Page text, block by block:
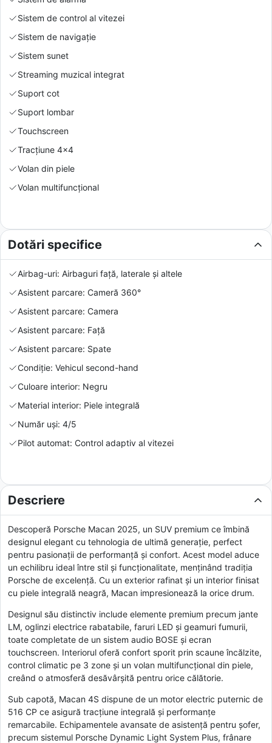
Sistem de control al vitezei
Sistem de navigație
Sistem sunet
Streaming muzical integrat
Suport cot
Suport lombar
Touchscreen
Tracțiune 4x4
Volan din piele
Volan multifuncțional
Dotări specifice
Airbag-uri: Airbaguri față, laterale și altele
Asistent parcare: Cameră 360°
Asistent parcare: Camera
Asistent parcare: Față
Asistent parcare: Spate
Condiție: Vehicul second-hand
Culoare interior: Negru
Material interior: Piele integrală
Număr uși: 4/5
Pilot automat: Control adaptiv al vitezei
Descriere
Descoperă Porsche Macan 2025, un SUV premium ce îmbină
designul elegant cu tehnologia de ultimă generație, perfect
pentru pasionații de performanță și confort. Acest model aduce
un echilibru ideal între stil și funcționalitate, menținând tradiția
Porsche de excelență. Cu un exterior rafinat și un interior finisat
cu piele integrală neagră, Macan impresionează la orice drum.
Designul său distinctiv include elemente premium precum jante
LM, oglinzi electrice rabatabile, faruri LED și geamuri fumurii,
toate completate de un sistem audio BOSE și ecran
touchscreen. Interiorul oferă confort sporit prin scaune încălzite,
control climatic pe 3 zone și un volan multifuncțional din piele,
creând o atmosferă desăvârșită pentru orice călătorie.
Sub capotă, Macan 4S dispune de un motor electric puternic de
516 CP ce asigură tracțiune integrală și performanțe
remarcabile. Echipamentele avansate de asistență pentru șofer,
precum sistemul Porsche Dynamic Light System Plus, frânare